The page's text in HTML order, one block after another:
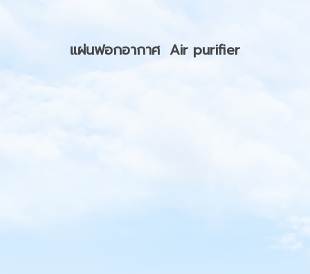
แผ่นฟอกอากาศ Air purifier